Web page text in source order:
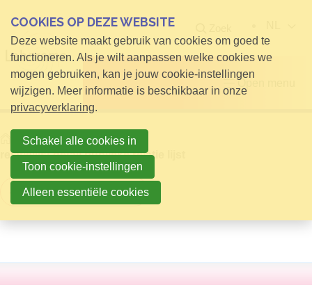
Open menu
HomeInfo voor Bezoekers
relatielijst detail publieke relatie lijst
Terug naar overzicht
COOKIES OP DEZE WEBSITE
Deze website maakt gebruik van cookies om goed te
functioneren. Als je wilt aanpassen welke cookies we
mogen gebruiken, kan je jouw cookie-instellingen
wijzigen. Meer informatie is beschikbaar in onze
privacyverklaring.
Schakel alle cookies in
Toon cookie-instellingen
Alleen essentiële cookies